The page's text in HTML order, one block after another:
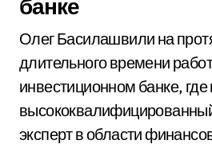
банке
Олег Басилашвили на
длительного времени
инвестиционном банке,
эксперт в области